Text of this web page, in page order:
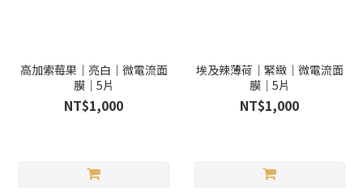
高加索莓果｜亮白｜微電流面
膜｜5片
NT$1,000
埃及辣薄荷｜緊緻｜微電流面
膜｜5片
NT$1,000